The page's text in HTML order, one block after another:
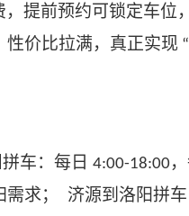
提前预约可锁定车位
价比拉满，真正实现 “
车：每日 4:00-18:00
求； 济源到洛阳拼车